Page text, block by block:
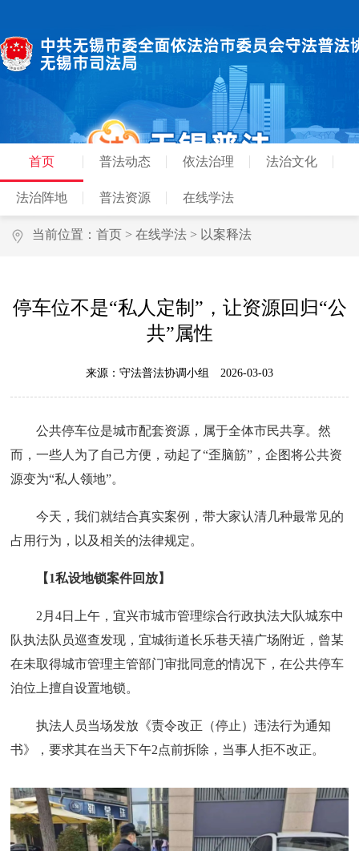
首页 普法动态 依法治理 法治文化
法治阵地 普法资源 在线学法
当前位置： 首页 > 在线学法 > 以案释法
停车位不是“私人定制”，让资源回归“公
共”属性
来源：守法普法协调小组 2026-03-03
公共停车位是城市配套资源，属于全体市民共享。然
而，一些人为了自己方便，动起了“歪脑筋”，企图将公共资
源变为“私人领地”。
今天，我们就结合真实案例，带大家认清几种最常见的
占用行为，以及相关的法律规定。
【1私设地锁案件回放】
2月4日上午，宜兴市城市管理综合行政执法大队城东中
队执法队员巡查发现，宜城街道长乐巷天禧广场附近，曾某
在未取得城市管理主管部门审批同意的情况下，在公共停车
泊位上擅自设置地锁。
执法人员当场发放《责令改正（停止）违法行为通知
书》，要求其在当天下午2点前拆除，当事人拒不改正。